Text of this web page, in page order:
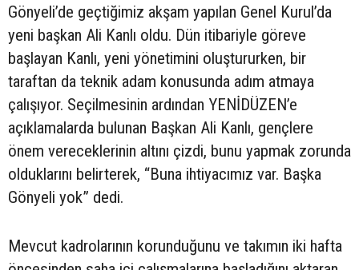
Gönyeli’de geçtiğimiz akşam yapılan Genel Kurul’da
yeni başkan Ali Kanlı oldu. Dün itibariyle göreve
başlayan Kanlı, yeni yönetimini oluştururken, bir
taraftan da teknik adam konusunda adım atmaya
çalışıyor. Seçilmesinin ardından YENİDÜZEN’e
açıklamalarda bulunan Başkan Ali Kanlı, gençlere
önem vereceklerinin altını çizdi, bunu yapmak zorunda
olduklarını belirterek, “Buna ihtiyacımız var. Başka
Gönyeli yok” dedi.
Mevcut kadrolarının korunduğunu ve takımın iki hafta